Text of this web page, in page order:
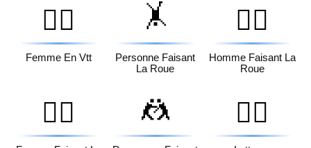
🚵‍♀️
Femme En Vtt
🤸
Personne Faisant
La Roue
🤸‍♂️
Homme Faisant La
Roue
🤸‍♀️ 🤼 🤼‍♂️